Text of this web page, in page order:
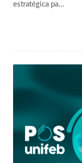
estratégica pa...